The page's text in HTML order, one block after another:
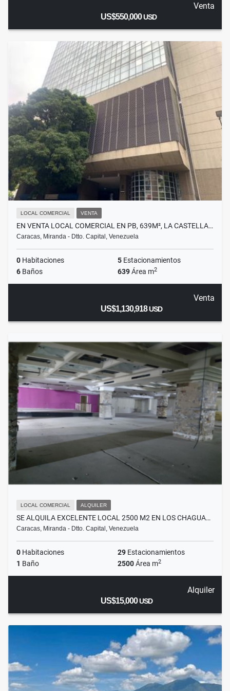
Venta
US$550,000USD
LOCAL COMERCIAL VENTA
EN VENTA LOCAL COMERCIAL EN PB, 639M², LA CASTELLA…
Caracas, Miranda - Dtto. Capital, Venezuela
0 Habitaciones 5 Estacionamientos
6 Baños 639Área m2
Venta
US$1,130,918USD
LOCAL COMERCIAL ALQUILER
SE ALQUILA EXCELENTE LOCAL 2500 M2 EN LOS CHAGUA…
Caracas, Miranda - Dtto. Capital, Venezuela
0 Habitaciones 29 Estacionamientos
1 Baño 2500Área m2
Alquiler
US$15,000USD